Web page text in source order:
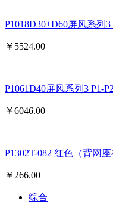
P1018D30+D60屏风系列
￥ 5524.00
P1061D40屏风系列3 P1-
￥6046.00
P1302T-082 红色（背网
￥266.00
综合